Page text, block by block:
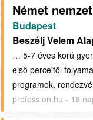
Német
Budapest
Beszélj Velem
… 5-7 éves korú
első perceitől
programok,
profession.hu - 18